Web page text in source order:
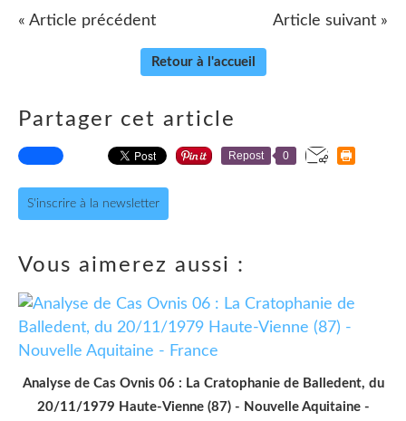
« Article précédent Article suivant »
Retour à l'accueil
Partager cet article
Repost 0
S'inscrire à la newsletter
Vous aimerez aussi :
Analyse de Cas Ovnis 06 : La Cratophanie de Balledent, du
20/11/1979 Haute-Vienne (87) - Nouvelle Aquitaine -